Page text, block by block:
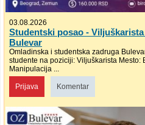
03.08.2026
Studentski posao -
Bulevar
Omladinska i studentska zadruga
studente na poziciji: Viljuškarista Mesto:
Manipulacija ...
Prijava Komentar